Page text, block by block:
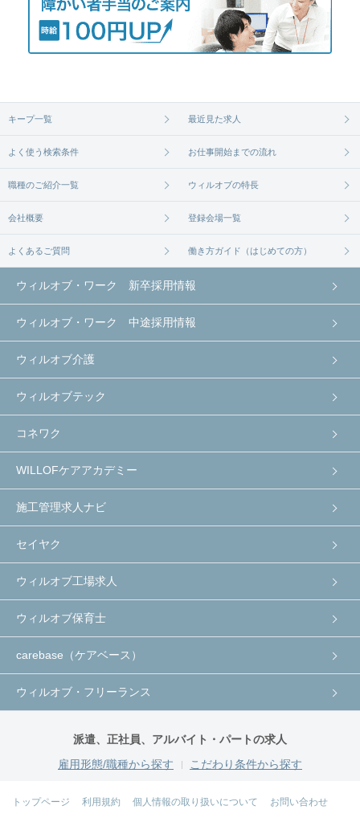
キープ一覧 最近見た求人
よく使う検索条件 お仕事開始までの流れ
職種のご紹介一覧 ウィルオブの特長
会社概要 登録会場一覧
よくあるご質問 働き方ガイド（はじめての方）
ウィルオブ・ワーク 新卒採用情報
ウィルオブ・ワーク 中途採用情報
ウィルオブ介護
ウィルオブテック
コネワク
WILLOFケアアカデミー
施工管理求人ナビ
セイヤク
ウィルオブ工場求人
ウィルオブ保育士
carebase（ケアベース）
ウィルオブ・フリーランス
派遣、正社員、アルバイト・パートの求人
雇用形態/職種から探す
こだわり条件から探す
トップページ 利用規約 個人情報の取り扱いについて お問い合わせ